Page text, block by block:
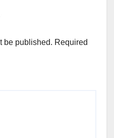
be published. Required